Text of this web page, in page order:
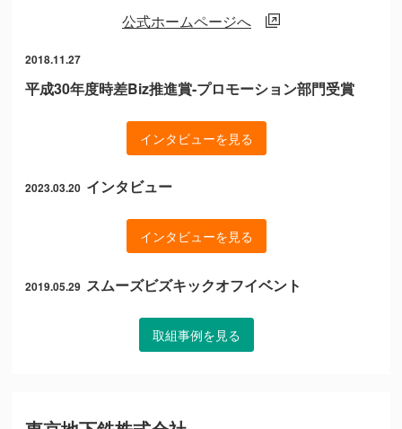
公式ホームページへ
2018.11.27
平成30年度時差Biz推進賞-プロモーション部門受賞
インタビューを見る
2023.03.20 インタビュー
インタビューを見る
2019.05.29 スムーズビズキックオフイベント
取組事例を見る